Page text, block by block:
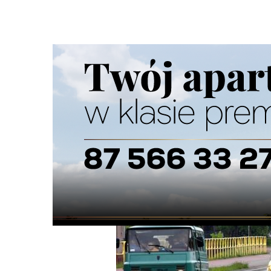
Ścieżka
nawigacyjna
Strona główna
MOTORYZACJA 16/05/2026/ 0 Komentarzy
Parada "klasyków" ulicami Suwałk